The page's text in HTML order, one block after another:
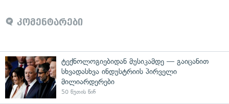
კომენტარები
ტექნოლოგიებიდან მუსიკამდე — გაიცანით
სხვადასხვა ინდუსტრიის პირველი
მილიარდერები
50 წუთის წინ